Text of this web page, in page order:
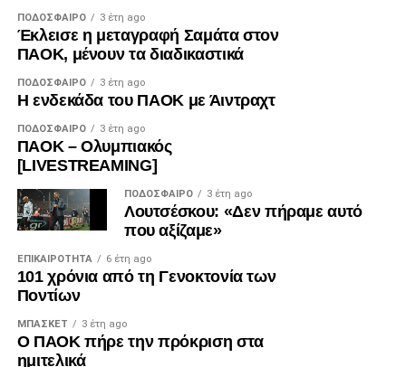
ΠΟΔΌΣΦΑΙΡΟ 3 έτη ago
Έκλεισε η μεταγραφή Σαμάτα στον
ΠΑΟΚ, μένουν τα διαδικαστικά
ΠΟΔΌΣΦΑΙΡΟ 3 έτη ago
Η ενδεκάδα του ΠΑΟΚ με Άιντραχτ
ΠΟΔΌΣΦΑΙΡΟ 3 έτη ago
ΠΑΟΚ – Ολυμπιακός
[LIVESTREAMING]
ΠΟΔΌΣΦΑΙΡΟ 3 έτη ago
Λουτσέσκου: «Δεν πήραμε αυτό
που αξίζαμε»
ΕΠΙΚΑΙΡΌΤΗΤΑ 6 έτη ago
101 χρόνια από τη Γενοκτονία των
Ποντίων
ΜΠΆΣΚΕΤ 3 έτη ago
Ο ΠΑΟΚ πήρε την πρόκριση στα
ημιτελικά